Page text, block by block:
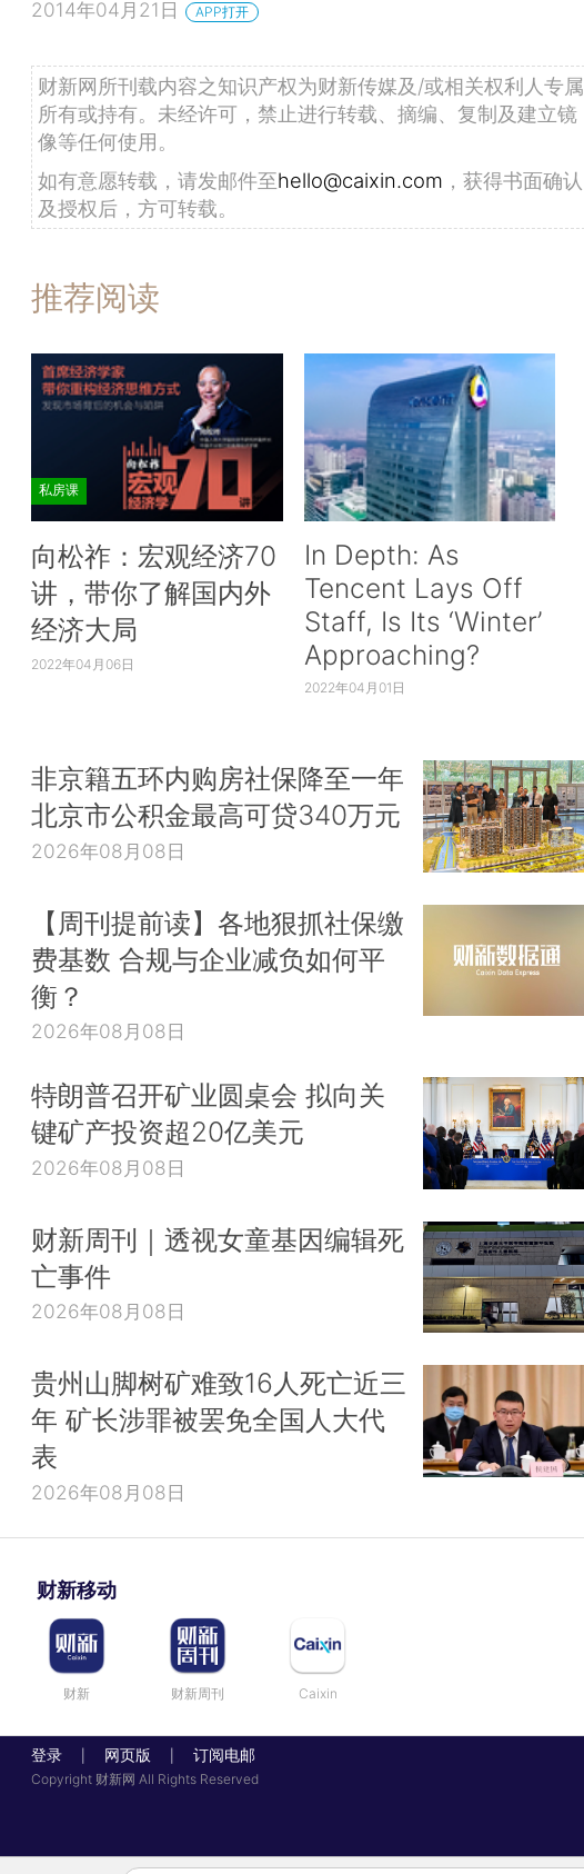
2014年04月21日 APP打开
财新网所刊载内容之知识产权为财新传媒及/或相关权利人专属
所有或持有。未经许可，禁止进行转载、摘编、复制及建立镜
像等任何使用。
如有意愿转载，请发邮件至hello@caixin.com ，获得书面确认
及授权后，方可转载。
推荐阅读
私房课
向松祚：宏观经济70
讲，带你了解国内外
经济大局
2022年04月06日
In Depth: As
Tencent Lays Off
Staff, Is Its ‘Winter’
Approaching?
2022年04月01日
非京籍五环内购房社保降至一年
北京市公积金最高可贷340万元
2026年08月08日
【周刊提前读】各地狠抓社保缴
费基数 合规与企业减负如何平
衡？
2026年08月08日
特朗普召开矿业圆桌会 拟向关
键矿产投资超20亿美元
2026年08月08日
财新周刊｜透视女童基因编辑死
亡事件
2026年08月08日
贵州山脚树矿难致16人死亡近三
年 矿长涉罪被罢免全国人大代
表
2026年08月08日
财新移动
财新 财新周刊 Caixin
登录 网页版 订阅电邮
Copyright 财新网 All Rights Reserved